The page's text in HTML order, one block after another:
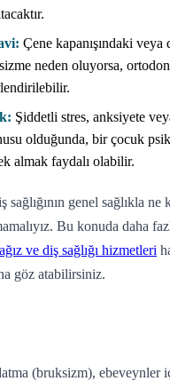
Çene kapanışındaki
neden oluyorsa,
Şiddetli stres, anksiyete
olduğunda, bir çocuk
almak faydalı olabilir.
sağlığının genel sağlıkla ne
Bu konuda daha
ve diş sağlığı hizmetleri
göz atabilirsiniz.
(bruksizm), ebeveynler